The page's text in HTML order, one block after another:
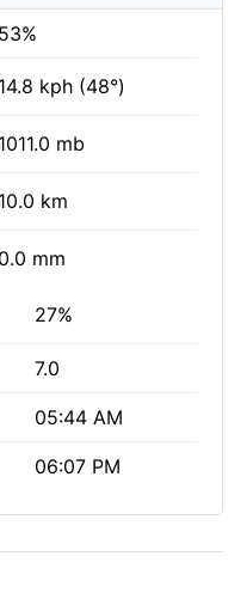
53%
14.8 kph (48°)
1011.0 mb
10.0 km
0.0 mm
27%
7.0
05:44 AM
06:07 PM